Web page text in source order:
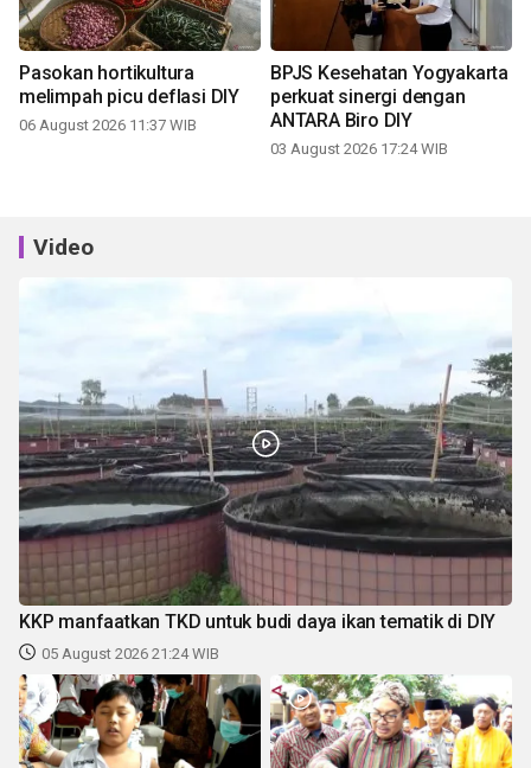
Pasokan hortikultura
melimpah picu deflasi DIY
06 August 2026 11:37 WIB
BPJS Kesehatan Yogyakarta
perkuat sinergi dengan
ANTARA Biro DIY
03 August 2026 17:24 WIB
Video
KKP manfaatkan TKD untuk budi daya ikan tematik di DIY
05 August 2026 21:24 WIB